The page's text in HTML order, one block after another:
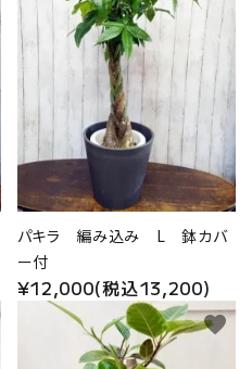
パキラ 編み込み L 鉢カバ
ー付
¥12,000(税込13,200)
favorite